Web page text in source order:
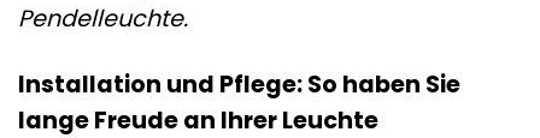
Pendelleuchte.
Installation und Pflege: So haben Sie
lange Freude an Ihrer Leuchte